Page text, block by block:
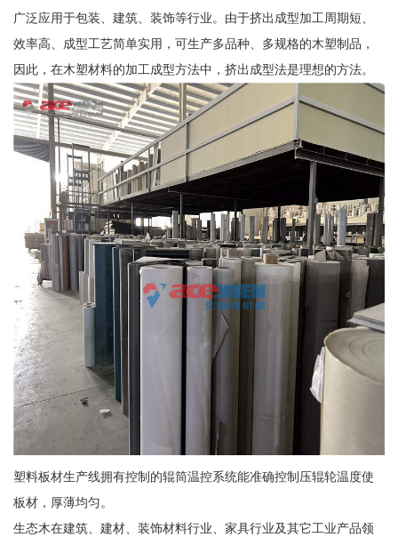
广泛应用于包装、建筑、装饰等行业。由于挤出成型加工周期短、
效率高、成型工艺简单实用，可生产多品种、多规格的木塑制品，
因此，在木塑材料的加工成型方法中，挤出成型法是理想的方法。
塑料板材生产线拥有控制的辊筒温控系统能准确控制压辊轮温度使
板材，厚薄均匀。
生态木在建筑、建材、装饰材料行业、家具行业及其它工业产品领